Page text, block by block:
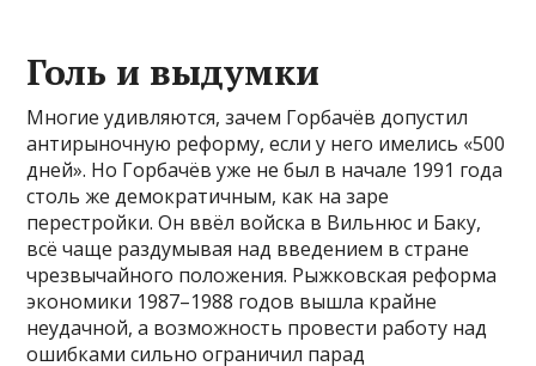
Голь и выдумки
Многие удивляются, зачем Горбачёв допустил
антирыночную реформу, если у него имелись «500
дней». Но Горбачёв уже не был в начале 1991 года
столь же демократичным, как на заре
перестройки. Он ввёл войска в Вильнюс и Баку,
всё чаще раздумывая над введением в стране
чрезвычайного положения. Рыжковская реформа
экономики 1987–1988 годов вышла крайне
неудачной, а возможность провести работу над
ошибками сильно ограничил парад